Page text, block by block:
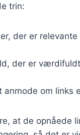
trin:
der er
der er
om links
at de opnåede